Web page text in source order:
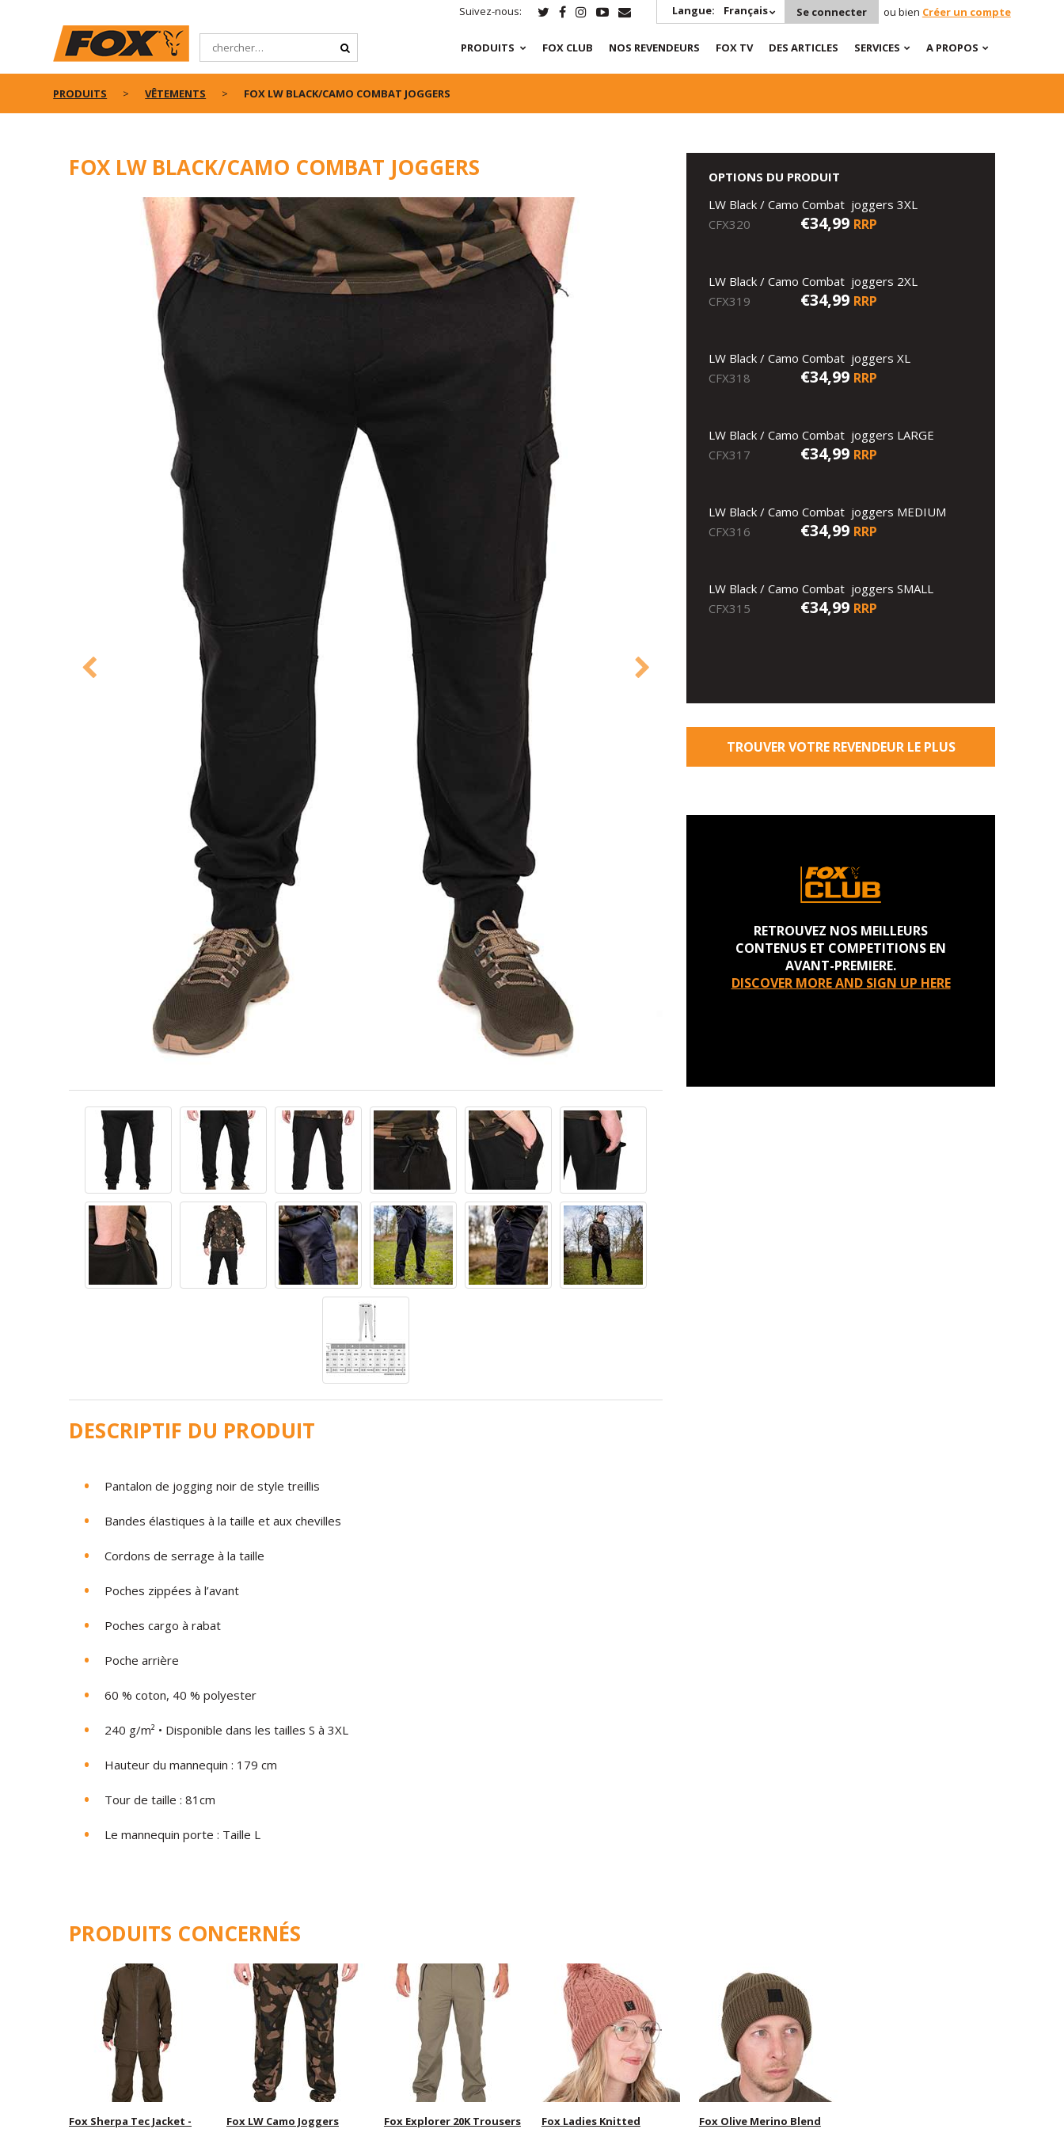
Suivez-nous: Langue: Français Se connecter ou bien Créer un compte
PRODUITS FOX CLUB NOS REVENDEURS FOX TV DES ARTICLES SERVICES A PROPOS
PRODUITS VÊTEMENTS FOX LW BLACK/CAMO COMBAT JOGGERS
FOX LW BLACK/CAMO COMBAT JOGGERS
DESCRIPTIF DU PRODUIT
Pantalon de jogging noir de style treillis
Bandes élastiques à la taille et aux chevilles
Cordons de serrage à la taille
Poches zippées à l’avant
Poches cargo à rabat
Poche arrière
60 % coton, 40 % polyester
240 g/m² • Disponible dans les tailles S à 3XL
Hauteur du mannequin : 179 cm
Tour de taille : 81cm
Le mannequin porte : Taille L
OPTIONS DU PRODUIT
LW Black / Camo Combat joggers 3XL
CFX320
€34,99 RRP
LW Black / Camo Combat joggers 2XL
CFX319
€34,99 RRP
LW Black / Camo Combat joggers XL
CFX318
€34,99 RRP
LW Black / Camo Combat joggers LARGE
CFX317
€34,99 RRP
LW Black / Camo Combat joggers MEDIUM
CFX316
€34,99 RRP
LW Black / Camo Combat joggers SMALL
CFX315
€34,99 RRP
TROUVER VOTRE REVENDEUR LE PLUS
RETROUVEZ NOS MEILLEURS
CONTENUS ET COMPETITIONS EN
AVANT-PREMIERE.
DISCOVER MORE AND SIGN UP HERE
PRODUITS CONCERNÉS
Fox Sherpa Tec Jacket -
Fox LW Camo Joggers
Fox Explorer 20K Trousers
Fox Ladies Knitted
Fox Olive Merino Blend